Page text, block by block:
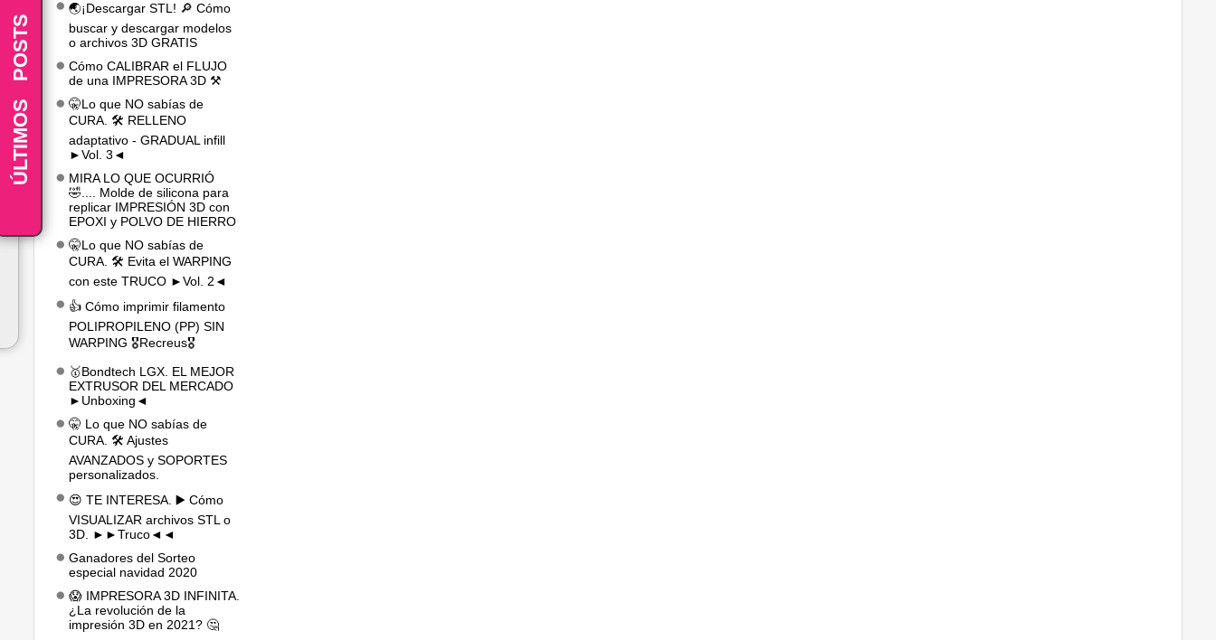
🌏¡Descargar STL! 🔎 Cómo
buscar y descargar modelos
o archivos 3D GRATIS
Cómo CALIBRAR el FLUJO
de una IMPRESORA 3D ⚒️
🤫Lo que NO sabías de
CURA. 🛠️ RELLENO
adaptativo - GRADUAL infill
►Vol. 3◄
MIRA LO QUE OCURRIÓ
🤣.... Molde de silicona para
replicar IMPRESIÓN 3D con
EPOXI y POLVO DE HIERRO
🤫Lo que NO sabías de
CURA. 🛠️ Evita el WARPING
con este TRUCO ►Vol. 2◄
👍 Cómo imprimir filamento
POLIPROPILENO (PP) SIN
WARPING 🎖️Recreus🎖️
🥇Bondtech LGX. EL MEJOR
EXTRUSOR DEL MERCADO
►Unboxing◄
🤫 Lo que NO sabías de
CURA. 🛠️ Ajustes
AVANZADOS y SOPORTES
personalizados.
😍 TE INTERESA. ▶️ Cómo
VISUALIZAR archivos STL o
3D. ►►Truco◄◄
Ganadores del Sorteo
especial navidad 2020
😱 IMPRESORA 3D INFINITA.
¿La revolución de la
impresión 3D en 2021? 🤔
ÚLTIMOS
POSTS